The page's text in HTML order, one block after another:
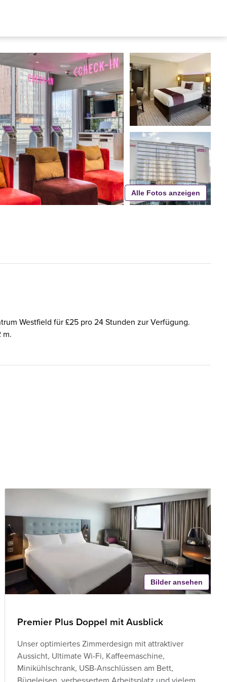
Alle Fotos anzeigen
Westfield für £25 pro 24 Stunden zur Verfügung.
m.
Bilder ansehen
Premier Plus Doppel mit Ausblick
Unser optimiertes Zimmerdesign mit attraktiver
Aussicht, Ultimate Wi-Fi, Kaffeemaschine,
Minikühlschrank, USB-Anschlüssen am Bett,